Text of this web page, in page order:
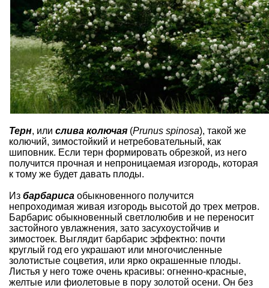
Терн, или слива колючая (Prunus spinosa), такой же
колючий, зимостойкий и нетребовательный, как
шиповник. Если терн формировать обрезкой, из него
получится прочная и непроницаемая изгородь, которая
к тому же будет давать плоды.
Из барбариса обыкновенного получится
непроходимая живая изгородь высотой до трех метров.
Барбарис обыкновенный светлолюбив и не переносит
застойного увлажнения, зато засухоустойчив и
зимостоек. Выглядит барбарис эффектно: почти
круглый год его украшают или многочисленные
золотистые соцветия, или ярко окрашенные плоды.
Листья у него тоже очень красивы: огненно-красные,
желтые или фиолетовые в пору золотой осени. Он без